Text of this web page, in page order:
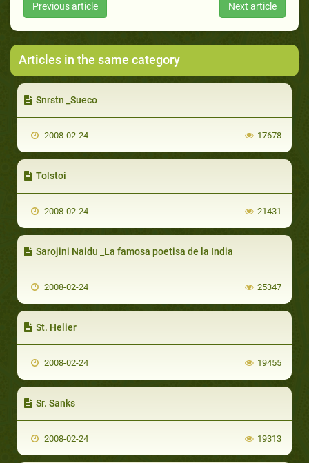
Previous article Next article
Articles in the same category
Snrstn _Sueco
2008-02-24 17678
Tolstoi
2008-02-24 21431
Sarojini Naidu _La famosa poetisa de la India
2008-02-24 25347
St. Helier
2008-02-24 19455
Sr. Sanks
2008-02-24 19313